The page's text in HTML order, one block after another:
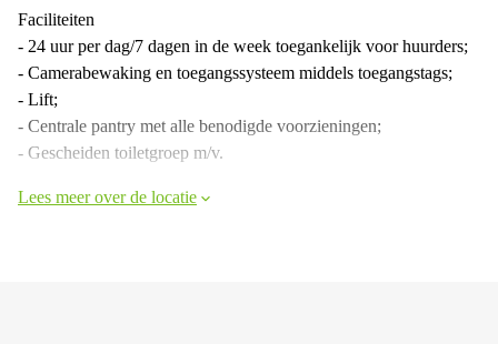
Faciliteiten
- 24 uur per dag/7 dagen in de week toegankelijk voor huurders;
- Camerabewaking en toegangssysteem middels toegangstags;
- Lift;
- Centrale pantry met alle benodigde voorzieningen;
- Gescheiden toiletgroep m/v.
Lees meer over de locatie